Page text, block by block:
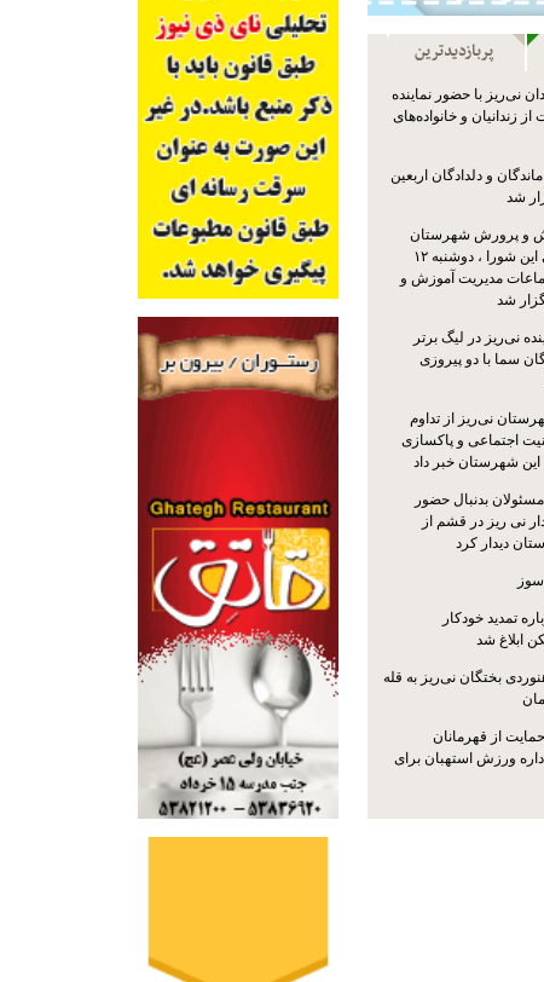
پربازدیدترین
نی‌ریز با حضور نماینده
زندانیان و خانواده‌های
و دلدادگان اربعین
شد
و پرورش شهرستان
نی‌ریز با حضور اعضای این شورا ، دوشنبه ۱۲
مدیریت آموزش و
شد
نی‌ریز در لیگ برتر
سما با دو پیروزی
نی‌ریز از تداوم
اجتماعی و پاکسازی
این شهرستان خبر داد
بدنبال حضور
نی ریز در قشم از
دیدار کرد
تمدید خودکار
ابلاغ شد
بختگان نی‌ریز به قله
از قهرمانان
ورزش استهبان برای